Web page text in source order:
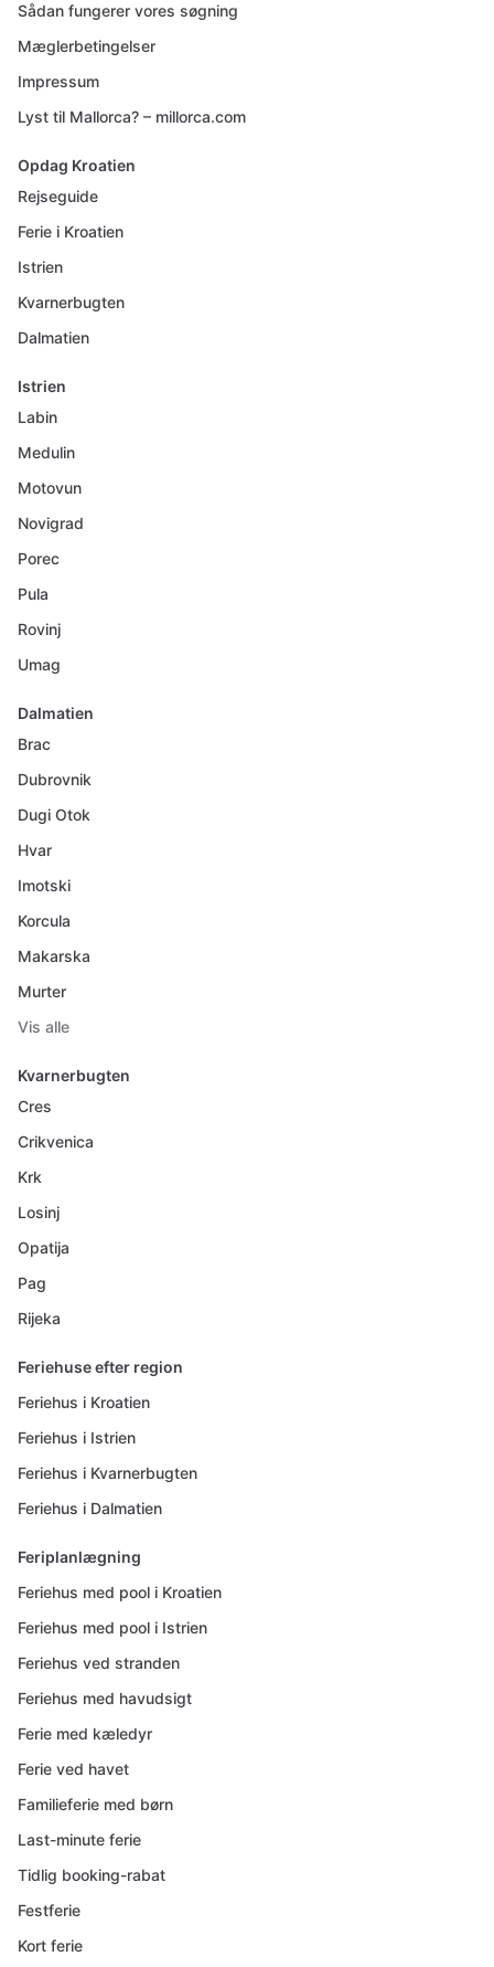
Sådan fungerer vores søgning
Mæglerbetingelser
Impressum
Lyst til Mallorca? – millorca.com
Opdag Kroatien
Rejseguide
Ferie i Kroatien
Istrien
Kvarnerbugten
Dalmatien
Istrien
Labin
Medulin
Motovun
Novigrad
Porec
Pula
Rovinj
Umag
Dalmatien
Brac
Dubrovnik
Dugi Otok
Hvar
Imotski
Korcula
Makarska
Murter
Vis alle
Kvarnerbugten
Cres
Crikvenica
Krk
Losinj
Opatija
Pag
Rijeka
Feriehuse efter region
Feriehus i Kroatien
Feriehus i Istrien
Feriehus i Kvarnerbugten
Feriehus i Dalmatien
Feriplanlægning
Feriehus med pool i Kroatien
Feriehus med pool i Istrien
Feriehus ved stranden
Feriehus med havudsigt
Ferie med kæledyr
Ferie ved havet
Familieferie med børn
Last-minute ferie
Tidlig booking-rabat
Festferie
Kort ferie